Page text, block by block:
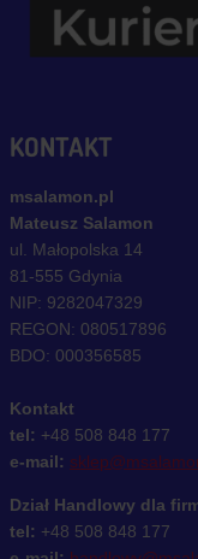
KONTAKT
msalamon.pl
Mateusz Salamon
ul. Małopolska 14
81-555 Gdynia
NIP: 9282047329
REGON: 080517896
BDO: 000356585
Kontakt
tel: +48 508 848 177
e-mail:
Dział Handlowy dla
tel: +48 508 848 177